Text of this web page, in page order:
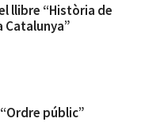
llibre “Història de
Catalunya”
públic”